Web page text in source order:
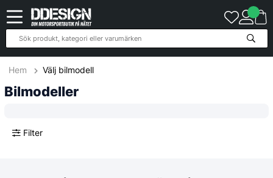
Hem Välj bilmodell
Bilmodeller
Filter